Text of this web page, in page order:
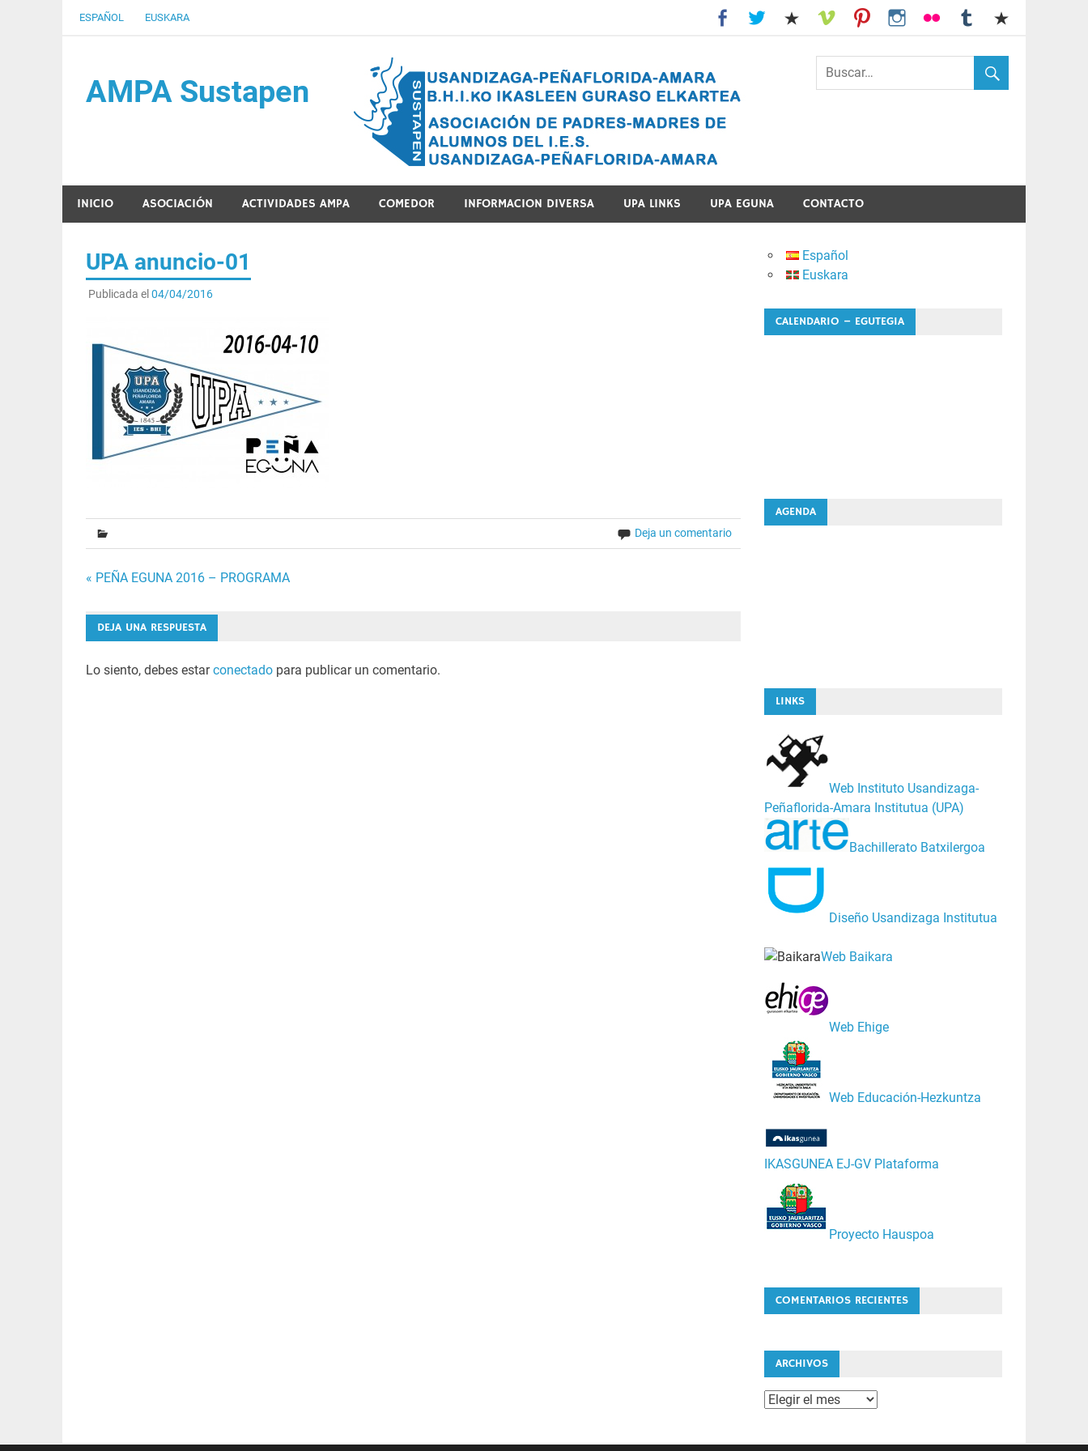
ESPAÑOL EUSKARA
AMPA Sustapen
Usandizaga-Peñaflorida-Amara B.H.I.ko Ikasleen Guraso Elkartea Asociación de Padres-Madres de Alumnos del I.E.S. Usandizaga-Peñaflorida-Amara
INICIO ASOCIACIÓN ACTIVIDADES AMPA COMEDOR INFORMACION DIVERSA UPA LINKS UPA EGUNA CONTACTO
UPA anuncio-01
Publicada el 04/04/2016
Deja un comentario
Navegación
de
entradas
« PEÑA EGUNA 2016 – PROGRAMA
DEJA UNA RESPUESTA
Lo siento, debes estarconectadopara publicar un comentario.
Español
Euskara
CALENDARIO – EGUTEGIA
AGENDA
LINKS
Web Instituto Usandizaga-
Peñaflorida-Amara Institutua (UPA)
Bachillerato Batxilergoa
Diseño Usandizaga Institutua
Web Baikara
Web Ehige
Web Educación-Hezkuntza
IKASGUNEA EJ-GV Plataforma
Proyecto Hauspoa
COMENTARIOS RECIENTES
ARCHIVOS
Archivos